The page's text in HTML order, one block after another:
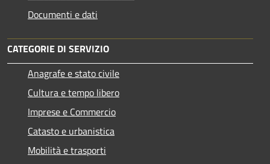
Documenti e dati
CATEGORIE DI SERVIZIO
Anagrafe e stato civile
Cultura e tempo libero
Imprese e Commercio
Catasto e urbanistica
Mobilità e trasporti